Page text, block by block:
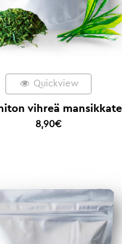
Quickview
vihreä
8,90€